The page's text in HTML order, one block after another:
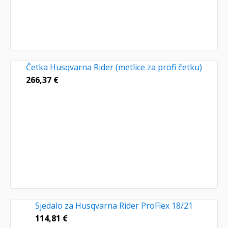
Četka Husqvarna Rider (metlice za profi četku)
266,37 €
Sjedalo za Husqvarna Rider ProFlex 18/21
114,81 €